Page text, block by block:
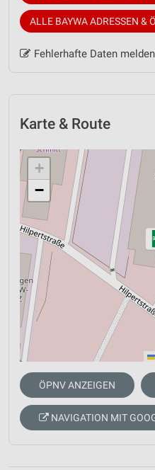
ALLE BAYWA ADRESSEN &
Fehlerhafte Daten melden
Karte & Route
+
−
ÖPNV ANZEIGEN
NAVIGATION MIT